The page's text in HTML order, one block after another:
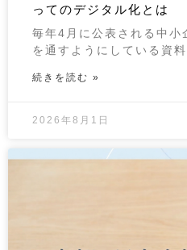
ってのデジタル化とは
毎年4月に公表される中小
を通すようにしている資
続きを読む »
2026年8月1日